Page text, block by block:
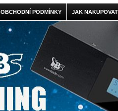
OBCHODNÍ PODMÍNKY JAK NAKUPOVAT